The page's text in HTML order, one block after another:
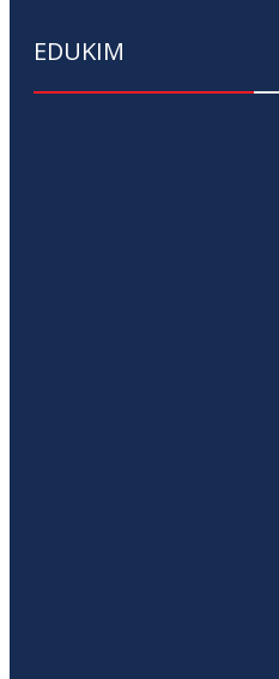
EDUKIM